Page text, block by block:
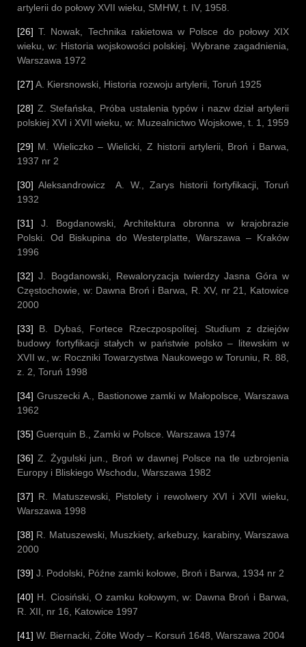
artylerii do połowy XVII wieku, SMHW, t. IV, 1958.
[26] T. Nowak, Technika rakietowa w Polsce do połowy XIX
wieku, w: Historia wojskowości polskiej. Wybrane zagadnienia,
Warszawa 1972
[27] A. Kiersnowski, Historia rozwoju artylerii, Toruń 1925
[28] Z. Stefańska, Próba ustalenia typów i nazw dział artylerii
polskiej XVI i XVII wieku, w: Muzealnictwo Wojskowe, t. 1, 1959
[29] M. Wieliczko – Wielicki, Z historii artylerii, Broń i Barwa,
1937 nr 2
[30] Aleksandrowicz A. W., Zarys historii fortyfikacji, Toruń
1932
[31] J. Bogdanowski, Architektura obronna w krajobrazie
Polski. Od Biskupina do Westerplatte, Warszawa – Kraków
1996
[32] J. Bogdanowski, Rewaloryzacja twierdzy Jasna Góra w
Częstochowie, w: Dawna Broń i Barwa, R. XV, nr 21, Katowice
2000
[33] B. Dybaś, Fortece Rzeczpospolitej. Studium z dziejów
budowy fortyfikacji stałych w państwie polsko – litewskim w
XVII w., w: Roczniki Towarzystwa Naukowego w Toruniu, R. 88,
z. 2, Toruń 1998
[34] Gruszecki A., Bastionowe zamki w Małopolsce, Warszawa
1962
[35] Guerquin B., Zamki w Polsce. Warszawa 1974
[36] Z. Żygulski jun., Broń w dawnej Polsce na tle uzbrojenia
Europy i Bliskiego Wschodu, Warszawa 1982
[37] R. Matuszewski, Pistolety i rewolwery XVI i XVII wieku,
Warszawa 1998
[38] R. Matuszewski, Muszkiety, arkebuzy, karabiny, Warszawa
2000
[39] J. Podolski, Późne zamki kołowe, Broń i Barwa, 1934 nr 2
[40] H. Ciosiński, O zamku kołowym, w: Dawna Broń i Barwa,
R. XII, nr 16, Katowice 1997
[41] W. Biernacki, Żółte Wody – Korsuń 1648, Warszawa 2004